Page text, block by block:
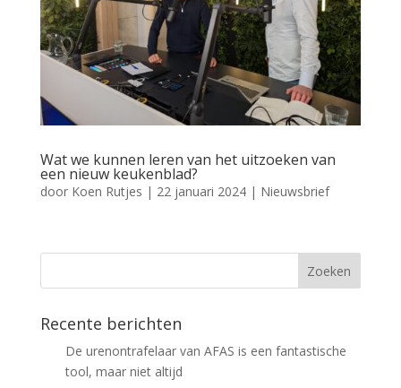
Wat we kunnen leren van het uitzoeken van
een nieuw keukenblad?
door Koen Rutjes | 22 januari 2024| Nieuwsbrief
Recente berichten
De urenontrafelaar van AFAS is een fantastische
tool, maar niet altijd